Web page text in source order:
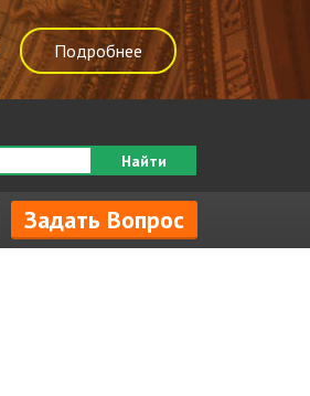
Подробнее
Найти
Задать Вопрос